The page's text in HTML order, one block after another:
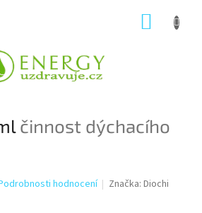
činnost dýchacího
hodnocení Značka:Diochi